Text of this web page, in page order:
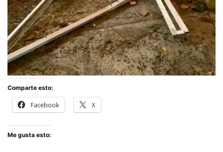
Comparte esto:
Facebook X
Me gusta esto: